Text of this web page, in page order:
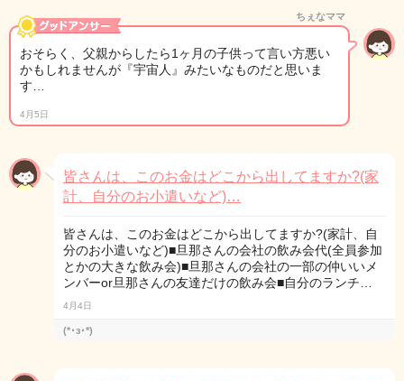
ちぇなママ
おそらく、父親からしたら1ヶ月の子供って言い方悪い
かもしれませんが『宇宙人』みたいなものだと思いま
す…
4月5日
皆さんは、このお金はどこから出してますか?(家
計、自分のお小遣いなど)…
皆さんは、このお金はどこから出してますか?(家計、自
分のお小遣いなど)■旦那さんの会社の飲み会代(全員参加
とかの大きな飲み会)■旦那さんの会社の一部の仲いいメ
ンバーor旦那さんの友達だけの飲み会■自分のランチ…
4月4日
(*･з･*)